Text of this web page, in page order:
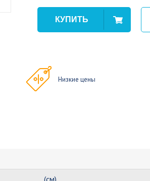
Низкие цены
(см)